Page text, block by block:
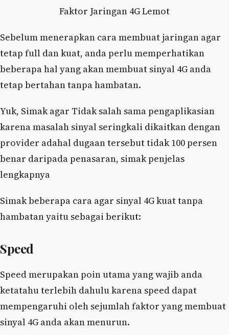
Faktor Jaringan 4G Lemot
Sebelum menerapkan cara membuat jaringan agar
tetap full dan kuat, anda perlu memperhatikan
beberapa hal yang akan membuat sinyal 4G anda
tetap bertahan tanpa hambatan.
Yuk, Simak agar Tidak salah sama pengaplikasian
karena masalah sinyal seringkali dikaitkan dengan
provider adahal dugaan tersebut tidak 100 persen
benar daripada penasaran, simak penjelas
lengkapnya
Simak beberapa cara agar sinyal 4G kuat tanpa
hambatan yaitu sebagai berikut:
Speed
Speed merupakan poin utama yang wajib anda
ketatahu terlebih dahulu karena speed dapat
mempengaruhi oleh sejumlah faktor yang membuat
sinyal 4G anda akan menurun.